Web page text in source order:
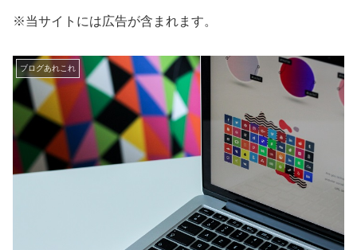
※当サイトには広告が含まれます。
ブログあれこれ